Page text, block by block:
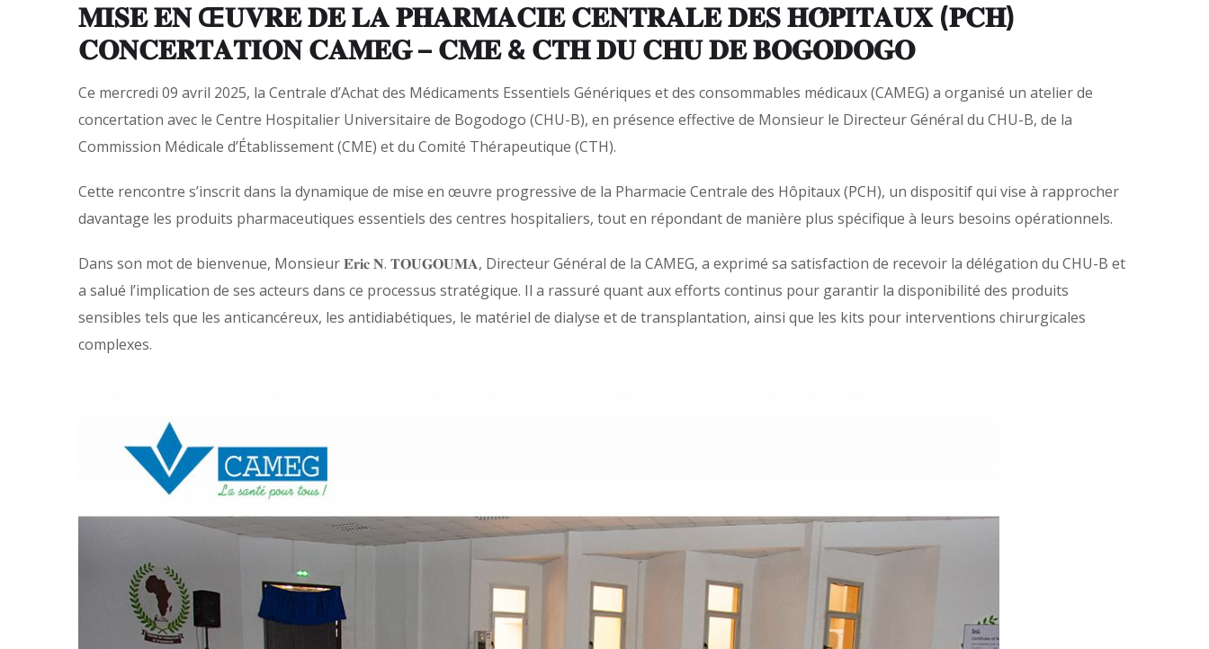
𝐌𝐈𝐒𝐄 𝐄𝐍 Œ𝐔𝐕𝐑𝐄 𝐃𝐄 𝐋𝐀 𝐏𝐇𝐀𝐑𝐌𝐀𝐂𝐈𝐄 𝐂𝐄𝐍𝐓𝐑𝐀𝐋𝐄 𝐃𝐄𝐒 𝐇𝐎̂𝐏𝐈𝐓𝐀𝐔𝐗 (𝐏𝐂𝐇)
𝐂𝐎𝐍𝐂𝐄𝐑𝐓𝐀𝐓𝐈𝐎𝐍 𝐂𝐀𝐌𝐄𝐆 – 𝐂𝐌𝐄 & 𝐂𝐓𝐇 𝐃𝐔 𝐂𝐇𝐔 𝐃𝐄 𝐁𝐎𝐆𝐎𝐃𝐎𝐆𝐎
Ce mercredi 09 avril 2025, la Centrale d’Achat des Médicaments Essentiels Génériques et des consommables médicaux (CAMEG) a organisé un atelier de
concertation avec le Centre Hospitalier Universitaire de Bogodogo (CHU-B), en présence effective de Monsieur le Directeur Général du CHU-B, de la
Commission Médicale d’Établissement (CME) et du Comité Thérapeutique (CTH).
Cette rencontre s’inscrit dans la dynamique de mise en œuvre progressive de la Pharmacie Centrale des Hôpitaux (PCH), un dispositif qui vise à rapprocher
davantage les produits pharmaceutiques essentiels des centres hospitaliers, tout en répondant de manière plus spécifique à leurs besoins opérationnels.
Dans son mot de bienvenue, Monsieur 𝐄́𝐫𝐢𝐜 𝐍. 𝐓𝐎𝐔𝐆𝐎𝐔𝐌𝐀, Directeur Général de la CAMEG, a exprimé sa satisfaction de recevoir la délégation du CHU-B et
a salué l’implication de ses acteurs dans ce processus stratégique. Il a rassuré quant aux efforts continus pour garantir la disponibilité des produits
sensibles tels que les anticancéreux, les antidiabétiques, le matériel de dialyse et de transplantation, ainsi que les kits pour interventions chirurgicales
complexes.